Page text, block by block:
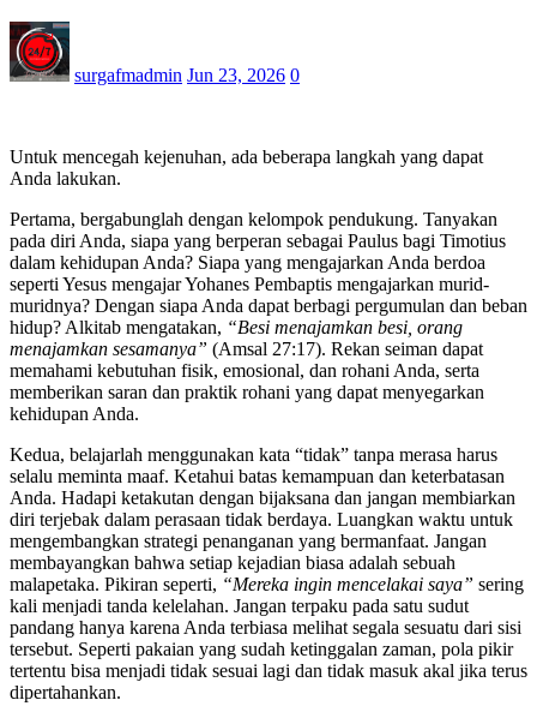
surgafmadmin Jun 23, 2026 0
Untuk mencegah kejenuhan, ada beberapa langkah yang dapat
Anda lakukan.
Pertama, bergabunglah dengan kelompok pendukung. Tanyakan
pada diri Anda, siapa yang berperan sebagai Paulus bagi Timotius
dalam kehidupan Anda? Siapa yang mengajarkan Anda berdoa
seperti Yesus mengajar Yohanes Pembaptis mengajarkan murid-
muridnya? Dengan siapa Anda dapat berbagi pergumulan dan beban
hidup? Alkitab mengatakan, “Besi menajamkan besi, orang
menajamkan sesamanya” (Amsal 27:17). Rekan seiman dapat
memahami kebutuhan fisik, emosional, dan rohani Anda, serta
memberikan saran dan praktik rohani yang dapat menyegarkan
kehidupan Anda.
Kedua, belajarlah menggunakan kata “tidak” tanpa merasa harus
selalu meminta maaf. Ketahui batas kemampuan dan keterbatasan
Anda. Hadapi ketakutan dengan bijaksana dan jangan membiarkan
diri terjebak dalam perasaan tidak berdaya. Luangkan waktu untuk
mengembangkan strategi penanganan yang bermanfaat. Jangan
membayangkan bahwa setiap kejadian biasa adalah sebuah
malapetaka. Pikiran seperti, “Mereka ingin mencelakai saya” sering
kali menjadi tanda kelelahan. Jangan terpaku pada satu sudut
pandang hanya karena Anda terbiasa melihat segala sesuatu dari sisi
tersebut. Seperti pakaian yang sudah ketinggalan zaman, pola pikir
tertentu bisa menjadi tidak sesuai lagi dan tidak masuk akal jika terus
dipertahankan.